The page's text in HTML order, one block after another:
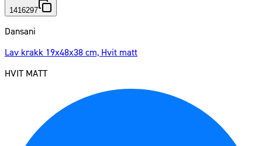
1416297
Dansani
Lav krakk 19x48x38 cm, Hvit matt
HVIT MATT